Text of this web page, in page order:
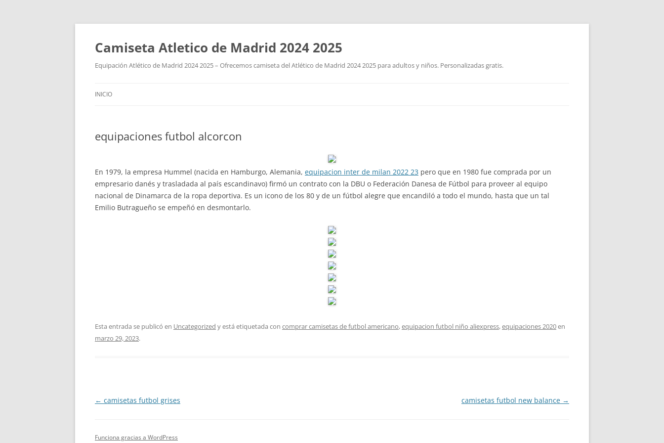
Camiseta Atletico de Madrid 2024 2025
Equipación Atlético de Madrid 2024 2025 – Ofrecemos camiseta del Atlético de Madrid 2024 2025 para adultos y niños. Personalizadas gratis.
INICIO
equipaciones futbol alcorcon
En 1979, la empresa Hummel (nacida en Hamburgo, Alemania, equipacion inter de milan 2022 23 pero que en 1980 fue comprada por un
empresario danés y trasladada al país escandinavo) firmó un contrato con la DBU o Federación Danesa de Fútbol para proveer al equipo
nacional de Dinamarca de la ropa deportiva. Es un icono de los 80 y de un fútbol alegre que encandiló a todo el mundo, hasta que un tal
Emilio Butragueño se empeñó en desmontarlo.
Esta entrada se publicó en Uncategorized y está etiquetada con comprar camisetas de futbol americano,equipacion futbol niño aliexpress,equipaciones 2020en
marzo 29, 2023.
Navegación
← camisetas futbol grises camisetas futbol new balance →
Funciona gracias a WordPress